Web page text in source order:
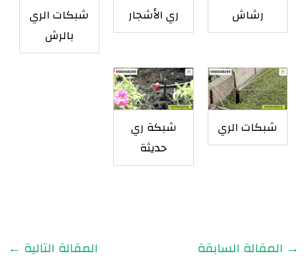
رشاش ري الأشجار
شبكات الري
بالرش
شبكات الري
شبكة ري
حديثة
→ المقالة السابقة المقالة التالية ←